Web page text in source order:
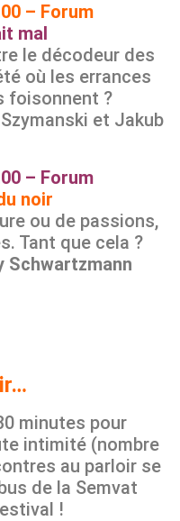
– Forum
mal
le décodeur des
où les errances
foisonnent ?
et Jakub
– Forum
noir
ou de passions,
Tant que cela ?
Schwartzmann
minutes pour
intimité (nombre
au parloir se
de la Semvat
!